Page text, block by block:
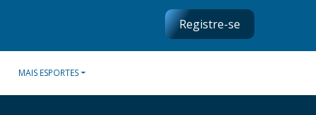
Registre-se
MAIS ESPORTES